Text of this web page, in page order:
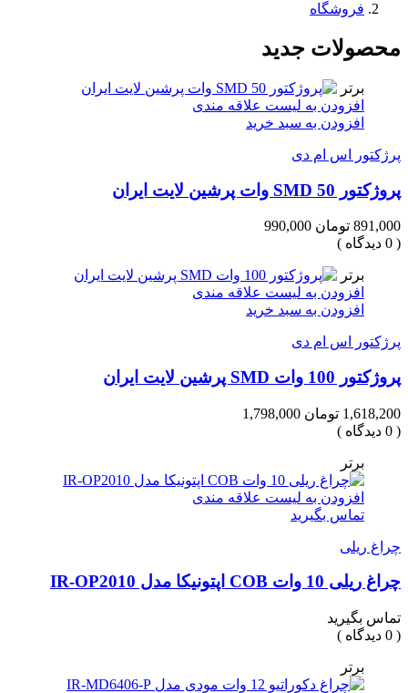
فروشگاه
محصولات جدید
برتر
افزودن به لیست علاقه مندی
افزودن به سبد خرید
پرژکتور اس ام دی
پروژکتور SMD 50 وات پرشین لایت ایران
891,000 تومان
990,000
( 0 دیدگاه )
برتر
افزودن به لیست علاقه مندی
افزودن به سبد خرید
پرژکتور اس ام دی
پروژکتور 100 وات SMD پرشین لایت ایران
1,618,200 تومان
1,798,000
( 0 دیدگاه )
برتر
افزودن به لیست علاقه مندی
تماس بگیرید
چراغ ریلی
چراغ ریلی 10 وات COB اپتونیکا مدل IR-OP2010
تماس بگیرید
( 0 دیدگاه )
برتر